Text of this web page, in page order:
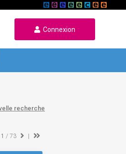
Connexion
recherche
1 / 73